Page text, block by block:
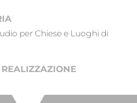
per Chiese e Luoghi di